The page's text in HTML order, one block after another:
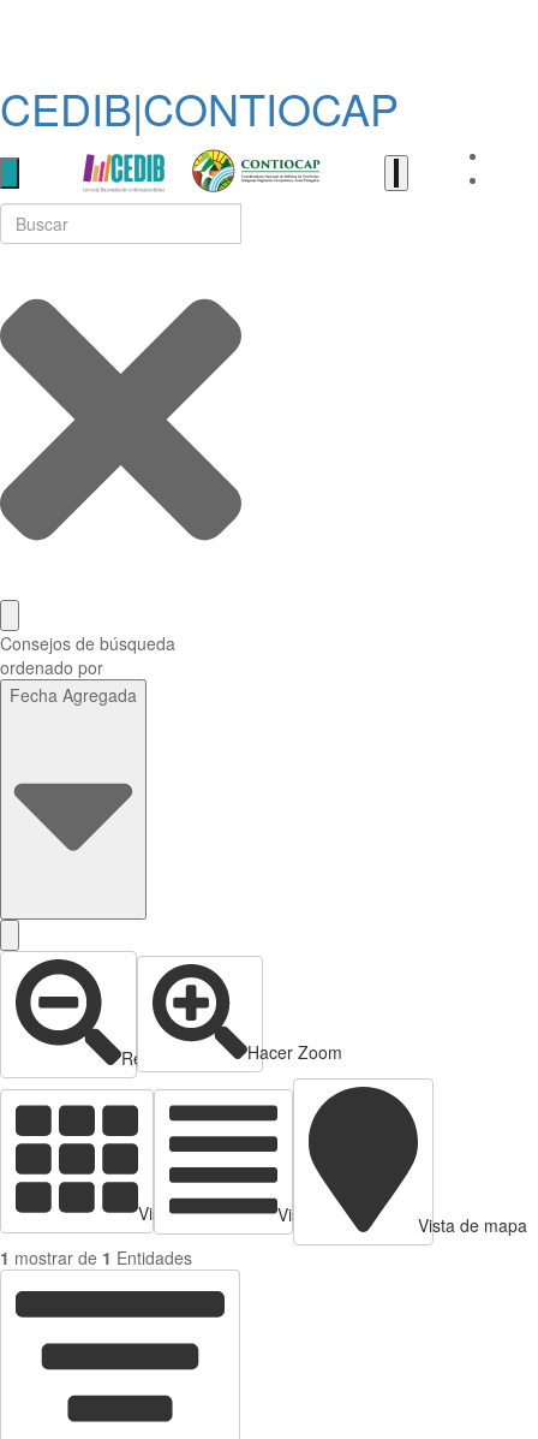
CEDIB|CONTIOCAP
Consejos de búsqueda
ordenado por
Fecha Agregada
Reducir zoom Hacer Zoom
Vista de tarjetas Vista de Tabla
Vista de mapa
1 mostrar de 1 Entidades